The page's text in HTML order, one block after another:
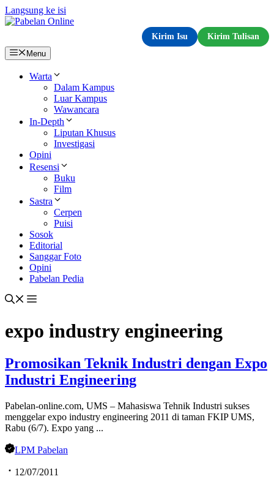
Langsung ke isi
Kirim Isu
Kirim Tulisan
Menu
Warta
Dalam Kampus
Luar Kampus
Wawancara
In-Depth
Liputan Khusus
Investigasi
Opini
Resensi
Buku
Film
Sastra
Cerpen
Puisi
Sosok
Editorial
Sanggar Foto
Opini
Pabelan Pedia
expo industry engineering
Promosikan Teknik Industri dengan Expo
Industri Engineering
Pabelan-online.com, UMS – Mahasiswa Tehnik Industri sukses
menggelar expo industry engineering 2011 di taman FKIP UMS,
Rabu (6/7). Expo yang ...
LPM Pabelan
12/07/2011